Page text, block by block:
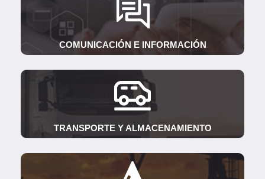
COMUNICACIÓN E INFORMACIÓN
TRANSPORTE Y ALMACENAMIENTO